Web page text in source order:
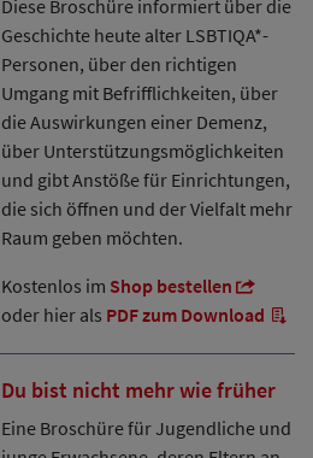
Diese Broschüre informiert über die
Geschichte heute alter LSBTIQA*-
Personen, über den richtigen
Umgang mit Befrifflichkeiten, über
die Auswirkungen einer Demenz,
über Unterstützungsmöglichkeiten
und gibt Anstöße für Einrichtungen,
die sich öffnen und der Vielfalt mehr
Raum geben möchten.
Kostenlos im Shop bestellen
oder hier als PDF zum Download
Du bist nicht mehr wie früher
Eine Broschüre für Jugendliche und